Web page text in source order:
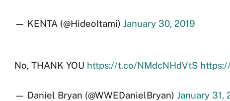
— KENTA (@HideoItami) January 30, 2019
No, THANK YOU https://t.co/NMdcNHdVtS
— Daniel Bryan (@WWEDanielBryan) January 31,